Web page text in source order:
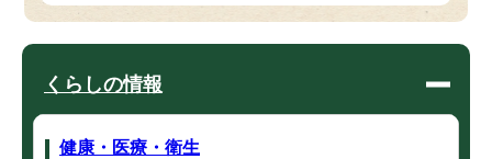
くらしの情報
健康・医療・衛生